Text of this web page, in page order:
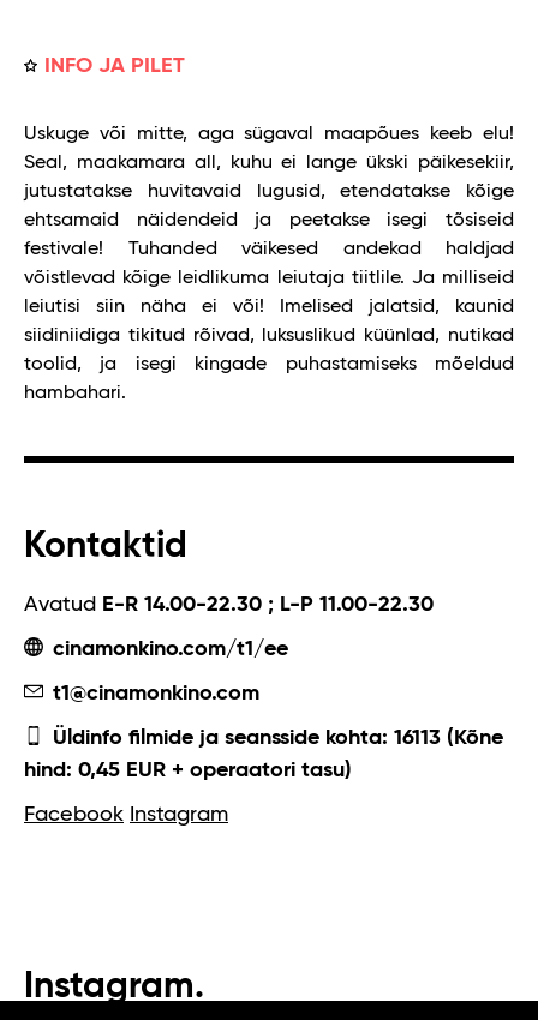
INFO JA PILET
Uskuge või mitte, aga sügaval maapõues keeb elu!
Seal, maakamara all, kuhu ei lange ükski päikesekiir,
jutustatakse huvitavaid lugusid, etendatakse kõige
ehtsamaid näidendeid ja peetakse isegi tõsiseid
festivale! Tuhanded väikesed andekad haldjad
võistlevad kõige leidlikuma leiutaja tiitlile. Ja milliseid
leiutisi siin näha ei või! Imelised jalatsid, kaunid
siidiniidiga tikitud rõivad, luksuslikud küünlad, nutikad
toolid, ja isegi kingade puhastamiseks mõeldud
hambahari.
Kontaktid
Avatud E-R 14.00-22.30 ; L-P 11.00-22.30
cinamonkino.com/t1/ee
t1@cinamonkino.com
Üldinfo filmide ja seansside kohta: 16113 (Kõne
hind: 0,45 EUR + operaatori tasu)
Facebook Instagram
Instagram.